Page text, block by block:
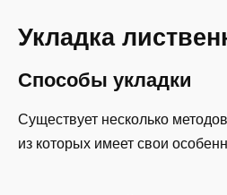
Укладка
Способы укладки
Существует несколько
из которых имеет свои